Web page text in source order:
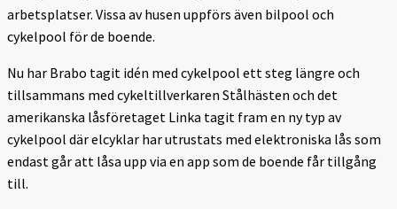
arbetsplatser. Vissa av husen uppförs även bilpool och
cykelpool för de boende.
Nu har Brabo tagit idén med cykelpool ett steg längre och
tillsammans med cykeltillverkaren Stålhästen och det
amerikanska låsföretaget Linka tagit fram en ny typ av
cykelpool där elcyklar har utrustats med elektroniska lås som
endast går att låsa upp via en app som de boende får tillgång
till.